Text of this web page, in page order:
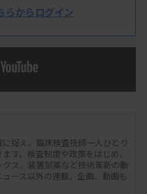
アル ——検査とロジ
らからログイン
捉え、臨床検査技師一人ひとり
す。検査制度や政策をはじめ、
ス、装置試薬など技術革新の動
ース以外の連載、企画、動画も